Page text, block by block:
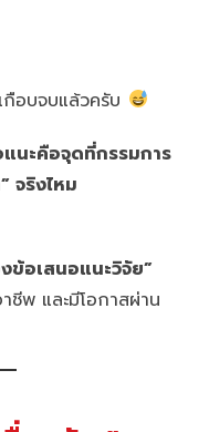
อบจบแล้วครับ
นะคือจุดที่กรรมการ
จริงไหม
ข้อเสนอแนะวิจัย”
ชีพ และมีโอกาสผ่าน